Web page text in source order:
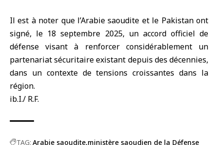
Il est à noter que l’Arabie saoudite et le Pakistan ont
signé, le 18 septembre 2025, un accord officiel de
défense visant à renforcer considérablement un
partenariat sécuritaire existant depuis des décennies,
dans un contexte de tensions croissantes dans la
région.
ib.I./ R.F.
TAG: Arabie saoudite ministère saoudien de la Défense